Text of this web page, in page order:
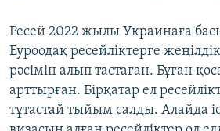
Ресей 2022 жылы Украинаға
Еуроодақ ресейліктерге
рәсімін алып тастаған. Бұған
арттырған. Бірқатар ел
тұтастай тыйым салды. Алайда